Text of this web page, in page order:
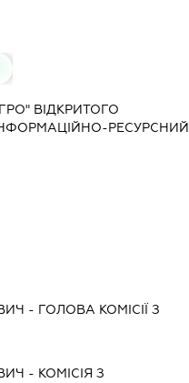
ВІДКРИТОГО
РЕСУРСНИЙ
- ГОЛОВА КОМІСІЇ З
- КОМІСІЯ З